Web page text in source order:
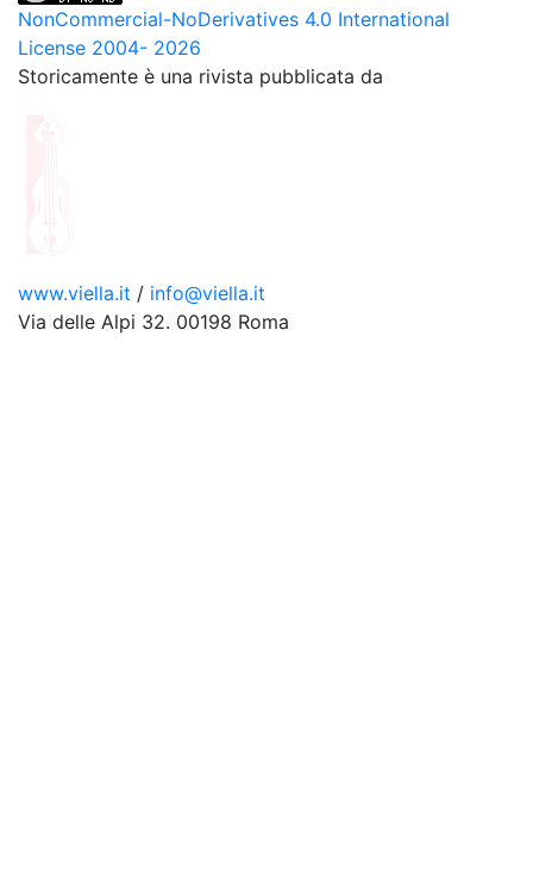
NonCommercial-NoDerivatives 4.0 International
License 2004- 2026
Storicamente è una rivista pubblicata da
www.viella.it / info@viella.it
Via delle Alpi 32. 00198 Roma